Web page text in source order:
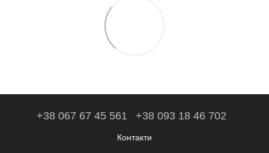
+38 067 67 45 561 +38 093 18 46 702
Контакти